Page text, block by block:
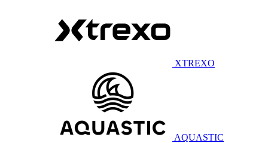
XTREXO
AQUASTIC